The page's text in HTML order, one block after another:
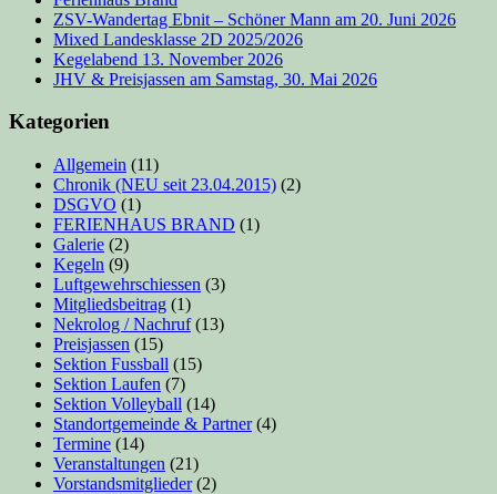
ZSV-Wandertag Ebnit – Schöner Mann am 20. Juni 2026
Mixed Landesklasse 2D 2025/2026
Kegelabend 13. November 2026
JHV & Preisjassen am Samstag, 30. Mai 2026
Kategorien
Allgemein (11)
Chronik (NEU seit 23.04.2015) (2)
DSGVO (1)
FERIENHAUS BRAND (1)
Galerie (2)
Kegeln (9)
Luftgewehrschiessen (3)
Mitgliedsbeitrag (1)
Nekrolog / Nachruf(13)
Preisjassen (15)
Sektion Fussball (15)
Sektion Laufen (7)
Sektion Volleyball (14)
Standortgemeinde & Partner(4)
Termine (14)
Veranstaltungen (21)
Vorstandsmitglieder(2)